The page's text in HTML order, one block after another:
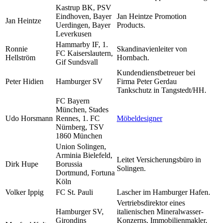
Jan Heintze
Kastrup BK, PSV
Eindhoven, Bayer
Uerdingen, Bayer
Leverkusen
Jan Heintze Promotion
Products.
Ronnie
Hellström
Hammarby IF, 1.
FC Kaiserslautern,
Gif Sundsvall
Skandinavienleiter von
Hornbach.
Peter Hidien Hamburger SV
Kundendienstbetreuer bei
Firma Peter Gerdau
Tankschutz in Tangstedt/HH.
Udo Horsmann
FC Bayern
München, Stades
Rennes, 1. FC
Nürnberg, TSV
1860 München
Möbeldesigner
Dirk Hupe
Union Solingen,
Arminia Bielefeld,
Borussia
Dortmund, Fortuna
Köln
Leitet Versicherungsbüro in
Solingen.
Volker Ippig FC St. Pauli Lascher im Hamburger Hafen.
Hamburger SV,
Girondins
Vertriebsdirektor eines
italienischen Mineralwasser-
Konzerns, Immobilienmakler,